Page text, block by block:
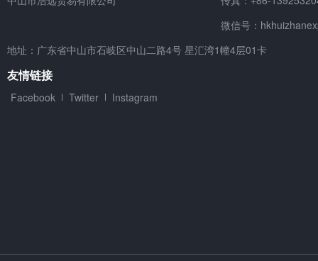
微信号：
地址：广东省中山市石岐区中山二路4号 星汇湾1幢4层01卡
友情链接
Facebook Twitter Instagram